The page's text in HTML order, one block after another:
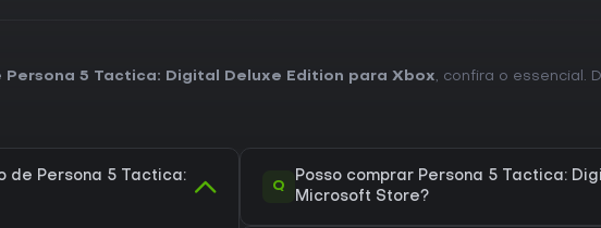
5 Tactica: Digital Deluxe Edition para Xbox, confira o essencial.
de Persona 5 Tactica:
Q
Posso comprar Persona 5 Tactica:
Microsoft Store?